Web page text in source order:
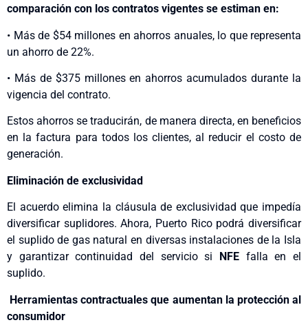
comparación con los contratos vigentes se estiman en:
• Más de $54 millones en ahorros anuales, lo que representa
un ahorro de 22%.
• Más de $375 millones en ahorros acumulados durante la
vigencia del contrato.
Estos ahorros se traducirán, de manera directa, en beneficios
en la factura para todos los clientes, al reducir el costo de
generación.
Eliminación de exclusividad
El acuerdo elimina la cláusula de exclusividad que impedía
diversificar suplidores. Ahora, Puerto Rico podrá diversificar
el suplido de gas natural en diversas instalaciones de la Isla
y garantizar continuidad del servicio si
NFE falla en el
suplido.
Herramientas contractuales que aumentan la protección al
consumidor